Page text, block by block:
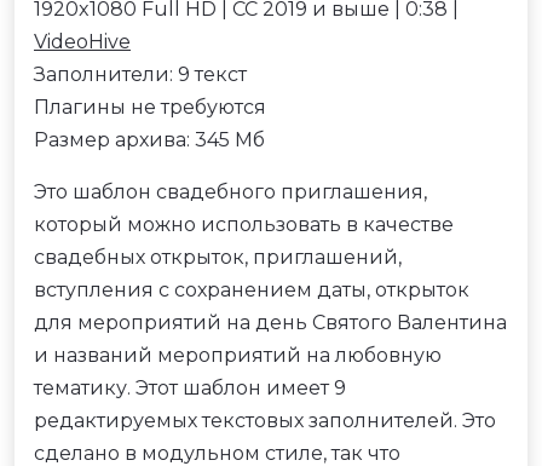
1920x1080 Full HD | CC 2019 и выше | 0:38 |
VideoHive
Заполнители: 9 текст
Плагины не требуются
Размер архива: 345 Мб
Это шаблон свадебного приглашения,
который можно использовать в качестве
свадебных открыток, приглашений,
вступления с сохранением даты, открыток
для мероприятий на день Святого Валентина
и названий мероприятий на любовную
тематику. Этот шаблон имеет 9
редактируемых текстовых заполнителей. Это
сделано в модульном стиле, так что